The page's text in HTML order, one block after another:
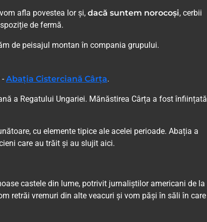
afla povestea lor și, dacă suntem norocoși, cerbii
de fermă.
de peisajul montan în compania grupului.
Abația Cisterciană Cârța.
a Regatului Ungariei. Mănăstirea Cârța a fost înființată
cu elemente tipice ale acelei perioade. Abația a
care au trăit și au slujit aici.
castele din lume, potrivit jurnaliștilor americani de la
retrăi vremuri din alte veacuri și vom păși în săli în care